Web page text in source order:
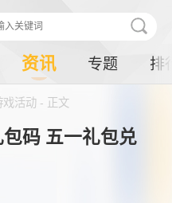
资讯 专题 排
戏活动 - 正文
码 五一礼包兑